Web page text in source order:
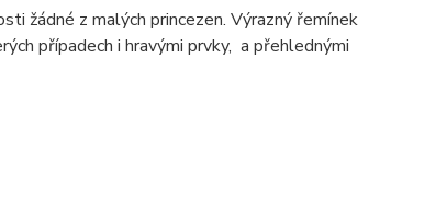
žádné z malých princezen. Výrazný řemínek
případech i hravými prvky, a přehlednými